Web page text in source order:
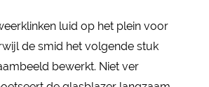
luid op het plein voor
de smid het volgende stuk
bewerkt. Niet ver